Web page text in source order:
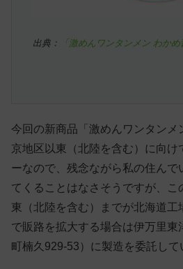
出典：
「激めんワンタンメン わか
今回の新商品「激めんワンタンメ
京地区以東（北陸を含む）に向
ーなので、残念ながら私の住ん
てくることはなさそうですが、こ
東（北陸を含む）までが北海道工
で販路を拡大する場合は伊万里
町楠久929-53）に製造を委託して